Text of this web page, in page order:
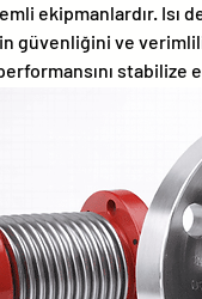
ekipmanlardır.
ve